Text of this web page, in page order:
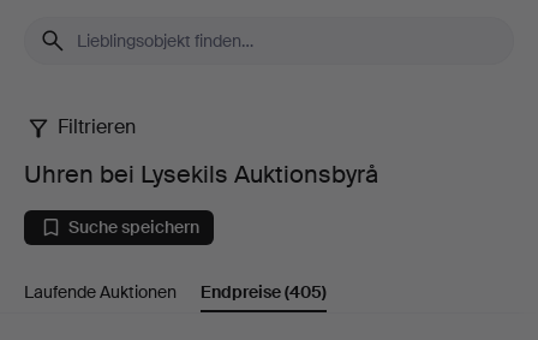
Uhren
bei
Lysekils
Auktionsbyrå
Filtrieren
Uhren bei Lysekils Auktionsbyrå
Suche speichern
Laufende Auktionen Endpreise(405)